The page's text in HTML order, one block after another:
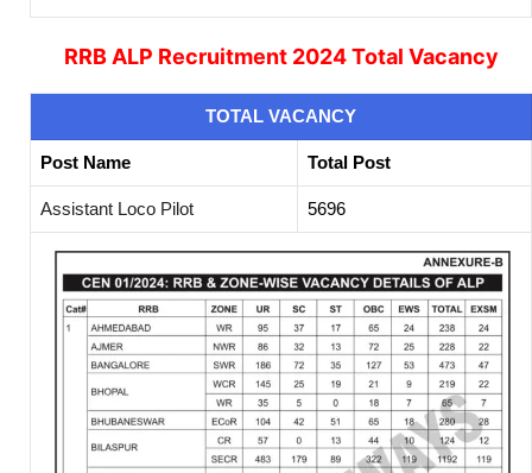
RRB ALP Recruitment 2024 Total Vacancy
TOTAL VACANCY
Post Name Total Post
Assistant Loco Pilot 5696